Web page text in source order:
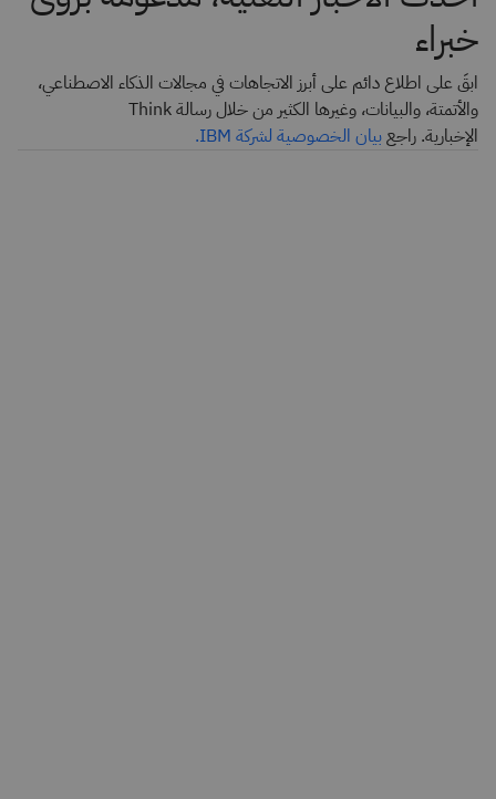
خبراء
ابقَ على اطلاع دائم على أبرز الاتجاهات في مجالات الذكاء الاصطناعي،
والأتمتة، والبيانات، وغيرها الكثير من خلال رسالة Think
الإخبارية. راجعبيان الخصوصية لشركة IBM.